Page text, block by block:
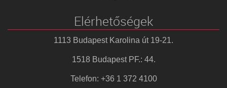
Elérhetőségek
1113 Budapest Karolina út 19-21.
1518 Budapest PF.: 44.
Telefon: +36 1 372 4100